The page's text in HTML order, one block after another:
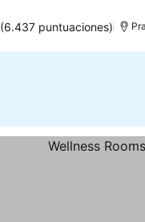
(6.437 puntuaciones)